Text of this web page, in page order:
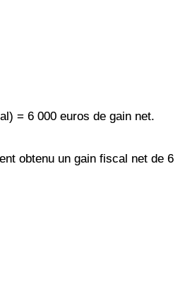
= 6 000 euros de gain net.
obtenu un gain fiscal net de 6